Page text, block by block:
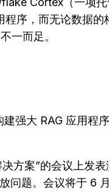
序，而无论数据
一而足。
大 RAG 应用程
方案”的会议上发
问题。会议将于 6